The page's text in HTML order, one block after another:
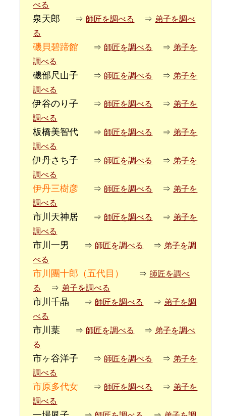
べる
泉天郎 ⇒ 師匠を調べる ⇒ 弟子を調べ
る
磯貝碧蹄館 ⇒ 師匠を調べる ⇒ 弟子を
調べる
磯部尺山子 ⇒ 師匠を調べる ⇒ 弟子を
調べる
伊谷のり子 ⇒ 師匠を調べる ⇒ 弟子を
調べる
板橋美智代 ⇒ 師匠を調べる ⇒ 弟子を
調べる
伊丹さち子 ⇒ 師匠を調べる ⇒ 弟子を
調べる
伊丹三樹彦 ⇒ 師匠を調べる ⇒ 弟子を
調べる
市川天神居 ⇒ 師匠を調べる ⇒ 弟子を
調べる
市川一男 ⇒ 師匠を調べる ⇒ 弟子を調
べる
市川團十郎（五代目） ⇒ 師匠を調べ
る
⇒ 弟子を調べる
市川千晶 ⇒ 師匠を調べる ⇒ 弟子を調
べる
市川葉 ⇒ 師匠を調べる ⇒ 弟子を調べ
る
市ヶ谷洋子 ⇒ 師匠を調べる ⇒ 弟子を
調べる
市原多代女 ⇒ 師匠を調べる ⇒ 弟子を
調べる